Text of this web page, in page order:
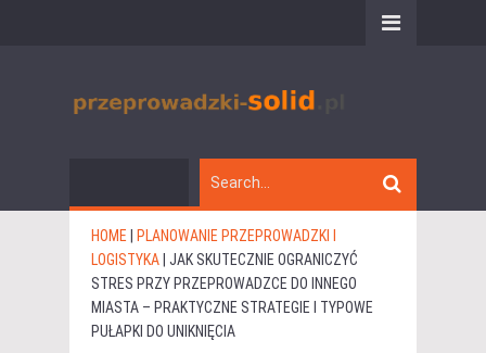
HOME
PLANOWANIE PRZEPROWADZKI I
LOGISTYKA JAK SKUTECZNIE OGRANICZYĆ
STRES PRZY PRZEPROWADZCE DO INNEGO
MIASTA – PRAKTYCZNE STRATEGIE I TYPOWE
PUŁAPKI DO UNIKNIĘCIA